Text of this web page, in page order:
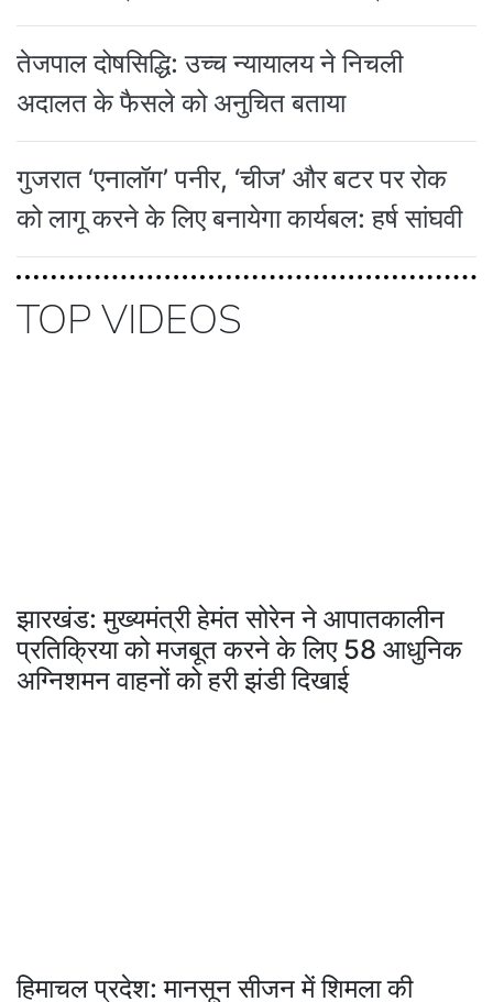
तेजपाल दोषसिद्धि: उच्च न्यायालय ने निचली
अदालत के फैसले को अनुचित बताया
गुजरात ‘एनालॉग’ पनीर, ‘चीज’ और बटर पर रोक
को लागू करने के लिए बनायेगा कार्यबल: हर्ष सांघवी
TOP VIDEOS
झारखंड: मुख्यमंत्री हेमंत सोरेन ने आपातकालीन
प्रतिक्रिया को मजबूत करने के लिए 58 आधुनिक
अग्निशमन वाहनों को हरी झंडी दिखाई
हिमाचल प्रदेश: मानसून सीजन में शिमला की